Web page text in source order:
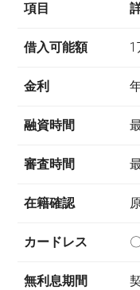
項目
借入可能額 1
金利
融資時間
審査時間
在籍確認
カードレス
無利息期間